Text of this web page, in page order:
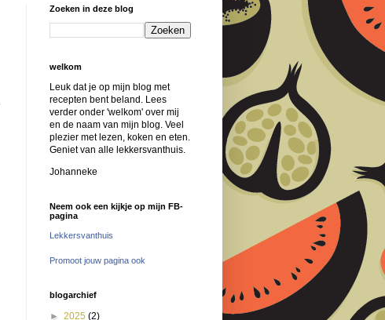
Zoeken in deze blog
welkom
Leuk dat je op mijn blog met
recepten bent beland. Lees
verder onder 'welkom' over mij
en de naam van mijn blog. Veel
plezier met lezen, koken en eten.
Geniet van alle lekkersvanthuis.
Johanneke
Neem ook een kijkje op mijn FB-
pagina
Lekkersvanthuis
Promoot jouw pagina ook
blogarchief
► 2025 (2)